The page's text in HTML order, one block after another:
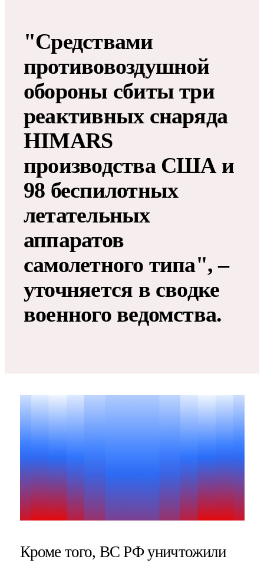
"Средствами
противовоздушной
обороны сбиты три
реактивных снаряда
HIMARS
производства США и
98 беспилотных
летательных
аппаратов
самолетного типа", –
уточняется в сводке
военного ведомства.
Кроме того, ВС РФ уничтожили